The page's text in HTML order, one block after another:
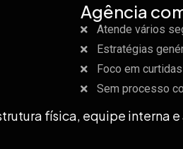
Agência
Atende vários
Estratégias
Foco em curtidas
Sem processo
física, equipe interna